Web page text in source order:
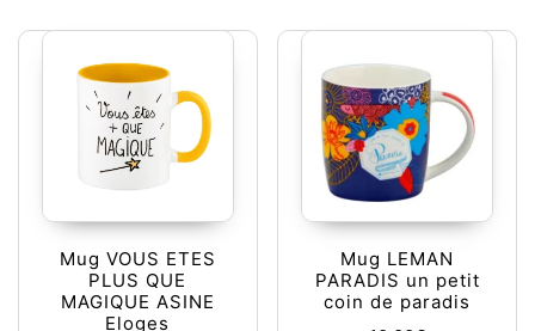
Mug VOUS ETES
PLUS QUE
MAGIQUE ASINE
Eloges
Mug LEMAN
PARADIS un petit
coin de paradis